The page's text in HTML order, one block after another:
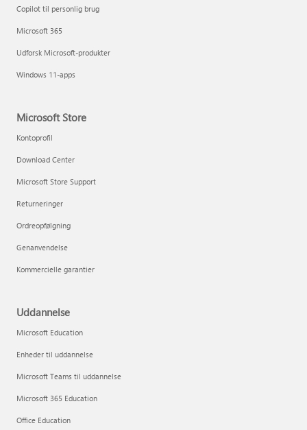
Copilot til personlig brug
Microsoft 365
Udforsk Microsoft-produkter
Windows 11-apps
Microsoft Store
Kontoprofil
Download Center
Microsoft Store Support
Returneringer
Ordreopfølgning
Genanvendelse
Kommercielle garantier
Uddannelse
Microsoft Education
Enheder til uddannelse
Microsoft Teams til uddannelse
Microsoft 365 Education
Office Education